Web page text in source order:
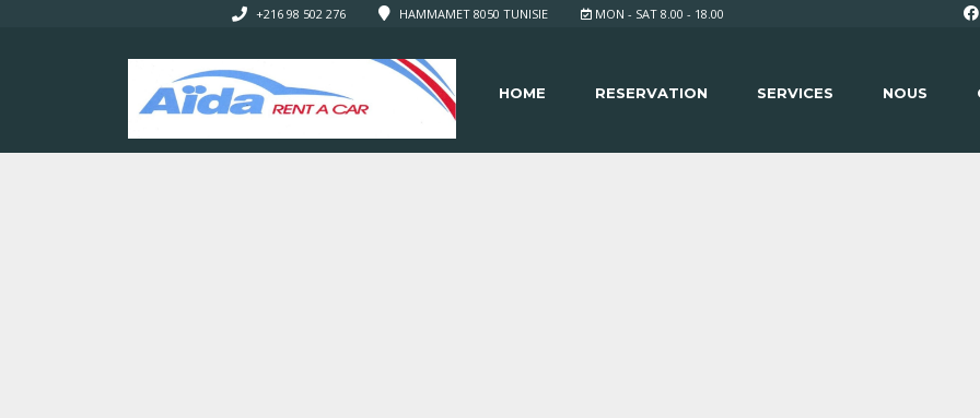
MON - SAT 8.00 - 18.00
HAMMAMET 8050 TUNISIE
+216 98 502 276
HOME RESERVATION SERVICES NOUS